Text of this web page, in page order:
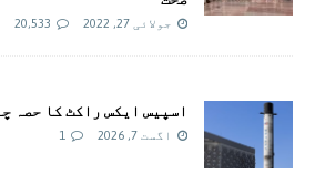
جولائی 27, 2022 20,533
اسپیس ایکس راکٹ کا حصہ
اگست 7, 2026 1